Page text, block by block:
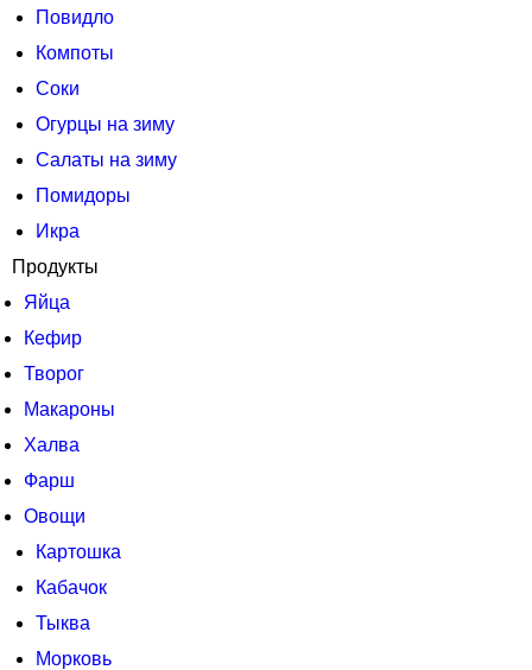
Повидло
Компоты
Соки
Огурцы на зиму
Салаты на зиму
Помидоры
Икра
Продукты
Яйца
Кефир
Творог
Макароны
Халва
Фарш
Овощи
Картошка
Кабачок
Тыква
Морковь